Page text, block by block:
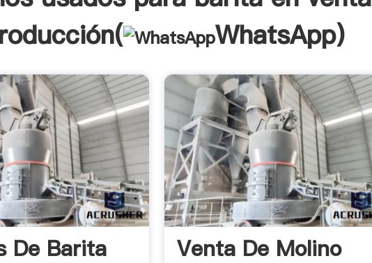
WhatsApp)
De Barita
Venta De Molino